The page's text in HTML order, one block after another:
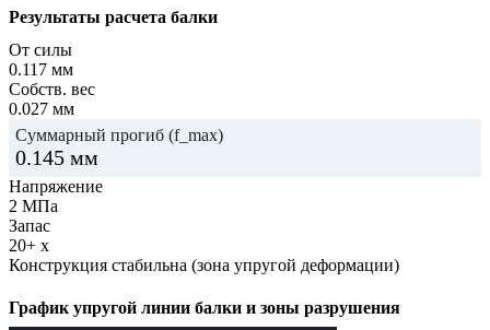
Результаты расчета балки
От силы
0.117 мм
Собств. вес
0.027 мм
Суммарный прогиб (f_max)
0.145 мм
Напряжение
2 МПа
Запас
20+ x
Конструкция стабильна (зона упругой деформации)
График упругой линии балки и зоны разрушения